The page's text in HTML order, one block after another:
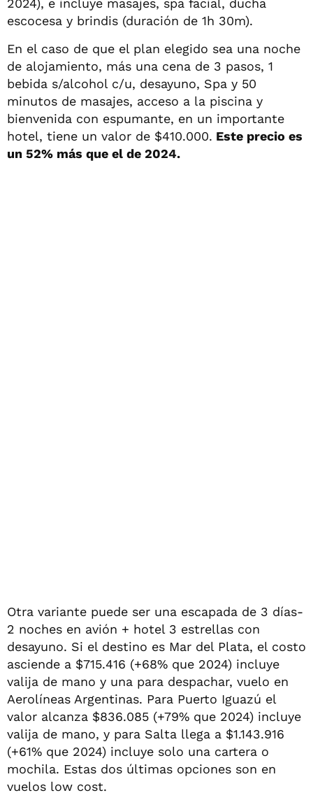
escocesa y brindis (duración de 1h 30m).
En el caso de que el plan elegido sea una noche
de alojamiento, más una cena de 3 pasos, 1
bebida s/alcohol c/u, desayuno, Spa y 50
minutos de masajes, acceso a la piscina y
bienvenida con espumante, en un importante
hotel, tiene un valor de $410.000. Este precio es
un 52% más que el de 2024.
Otra variante puede ser una escapada de 3 días-
2 noches en avión + hotel 3 estrellas con
desayuno. Si el destino es Mar del Plata, el costo
asciende a $715.416 (+68% que 2024) incluye
valija de mano y una para despachar, vuelo en
Aerolíneas Argentinas. Para Puerto Iguazú el
valor alcanza $836.085 (+79% que 2024) incluye
valija de mano, y para Salta llega a $1.143.916
(+61% que 2024) incluye solo una cartera o
mochila. Estas dos últimas opciones son en
vuelos low cost.